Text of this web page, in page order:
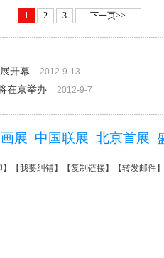
1 2 3 下一页>>
开幕
2012-9-13
在京举办 2012-9-7
展 中国联展 北京首展
】【我要纠错】【复制链接】【转发邮件